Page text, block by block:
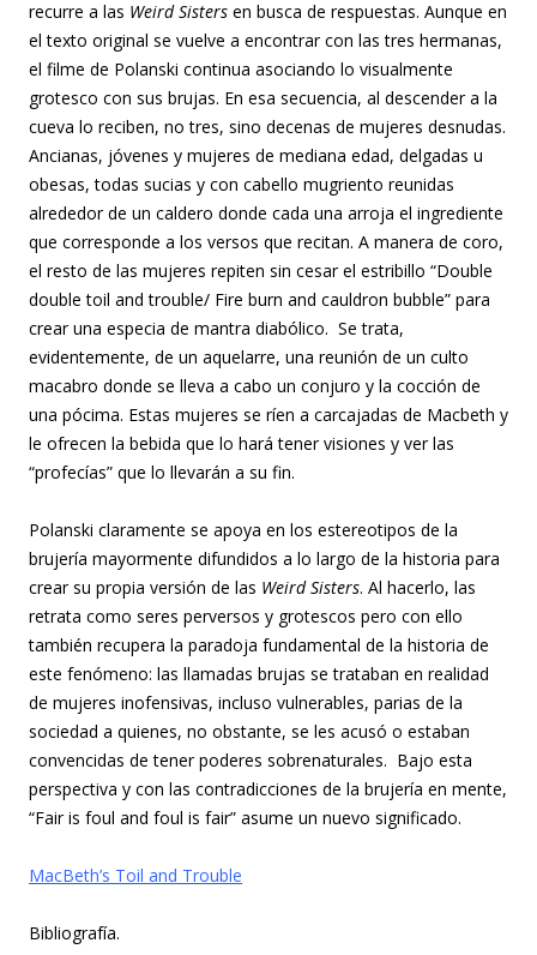
recurre a las Weird Sisters en busca de respuestas. Aunque en
el texto original se vuelve a encontrar con las tres hermanas,
el filme de Polanski continua asociando lo visualmente
grotesco con sus brujas. En esa secuencia, al descender a la
cueva lo reciben, no tres, sino decenas de mujeres desnudas.
Ancianas, jóvenes y mujeres de mediana edad, delgadas u
obesas, todas sucias y con cabello mugriento reunidas
alrededor de un caldero donde cada una arroja el ingrediente
que corresponde a los versos que recitan. A manera de coro,
el resto de las mujeres repiten sin cesar el estribillo “Double
double toil and trouble/ Fire burn and cauldron bubble” para
crear una especia de mantra diabólico. Se trata,
evidentemente, de un aquelarre, una reunión de un culto
macabro donde se lleva a cabo un conjuro y la cocción de
una pócima. Estas mujeres se ríen a carcajadas de Macbeth y
le ofrecen la bebida que lo hará tener visiones y ver las
“profecías” que lo llevarán a su fin.
Polanski claramente se apoya en los estereotipos de la
brujería mayormente difundidos a lo largo de la historia para
crear su propia versión de las Weird Sisters. Al hacerlo, las
retrata como seres perversos y grotescos pero con ello
también recupera la paradoja fundamental de la historia de
este fenómeno: las llamadas brujas se trataban en realidad
de mujeres inofensivas, incluso vulnerables, parias de la
sociedad a quienes, no obstante, se les acusó o estaban
convencidas de tener poderes sobrenaturales. Bajo esta
perspectiva y con las contradicciones de la brujería en mente,
“Fair is foul and foul is fair” asume un nuevo significado.
MacBeth’s Toil and Trouble
Bibliografía.